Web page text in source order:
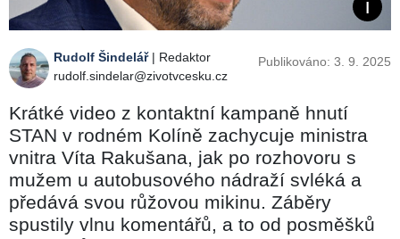
Rudolf Šindelář| Redaktor
rudolf.sindelar@zivotvcesku.cz
Publikováno: 3. 9. 2025
Krátké video z kontaktní kampaně hnutí
STAN v rodném Kolíně zachycuje ministra
vnitra Víta Rakušana, jak po rozhovoru s
mužem u autobusového nádraží svléká a
předává svou růžovou mikinu. Záběry
spustily vlnu komentářů, a to od posměšků